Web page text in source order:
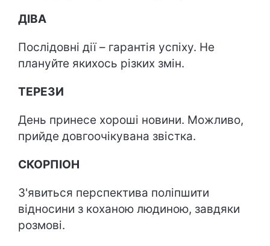
ДІВА
Послідовні дії – гарантія успіху. Не
плануйте якихось різких змін.
ТЕРЕЗИ
День принесе хороші новини. Можливо,
прийде довгоочікувана звістка.
СКОРПІОН
З'явиться перспектива поліпшити
відносини з коханою людиною, завдяки
розмові.